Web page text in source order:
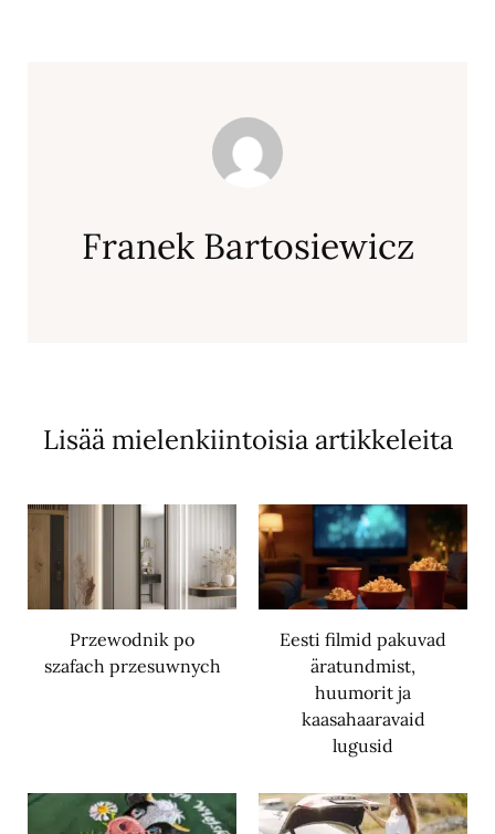
Franek Bartosiewicz
Lisää mielenkiintoisia artikkeleita
Przewodnik po
szafach przesuwnych
Eesti filmid pakuvad
äratundmist,
huumorit ja
kaasahaaravaid
lugusid